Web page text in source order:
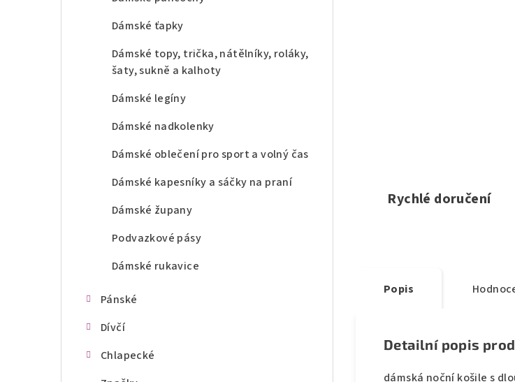
Dámské ťapky
Dámské topy, trička, nátělníky, roláky,
šaty, sukně a kalhoty
Dámské legíny
Dámské nadkolenky
Dámské oblečení pro sport a volný čas
Dámské kapesníky a sáčky na praní
Dámské župany
Podvazkové pásy
Dámské rukavice
Pánské
Dívčí
Chlapecké
Rychlé doručení
Popis
Detailní popis
dámská noční košile s